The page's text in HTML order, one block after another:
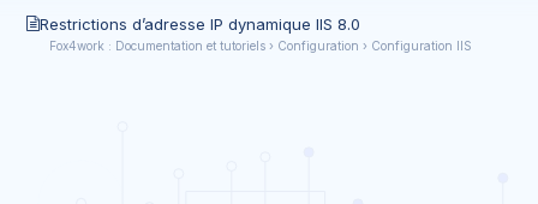
Restrictions d’adresse IP dynamique IIS 8.0
Fox4work : Documentation et tutoriels › Configuration › Configuration IIS